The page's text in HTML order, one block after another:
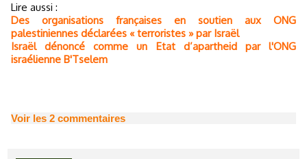
Lire aussi :
Des organisations françaises en soutien aux ONG
palestiniennes déclarées « terroristes » par Israël
Israël dénoncé comme un Etat d’apartheid par l'ONG
israélienne B'Tselem
Voir les 2 commentaires